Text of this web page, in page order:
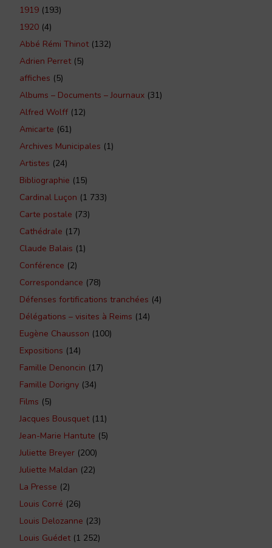
1919 (193)
1920 (4)
Abbé Rémi Thinot(132)
Adrien Perret(5)
affiches (5)
Albums – Documents – Journaux (31)
Alfred Wolff (12)
Amicarte (61)
Archives Municipales (1)
Artistes (24)
Bibliographie (15)
Cardinal Luçon (1 733)
Carte postale (73)
Cathédrale (17)
Claude Balais (1)
Conférence (2)
Correspondance (78)
Défenses fortifications tranchées (4)
Délégations – visites à Reims (14)
Eugène Chausson (100)
Expositions (14)
Famille Denoncin (17)
Famille Dorigny (34)
Films (5)
Jacques Bousquet(11)
Jean-Marie Hantute (5)
Juliette Breyer (200)
Juliette Maldan (22)
La Presse (2)
Louis Corré (26)
Louis Delozanne (23)
Louis Guédet(1 252)